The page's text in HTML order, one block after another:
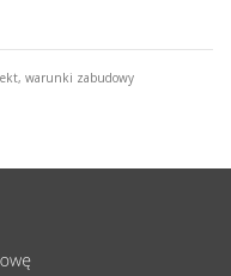
, warunki zabudowy